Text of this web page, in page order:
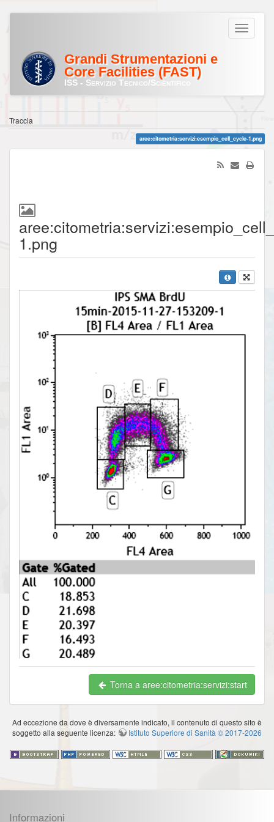
Grandi Strumentazioni e
Core Facilities (FAST)
ISS - Servizio Tecnico/Scientifico
Traccia
aree:citometria:servizi:esempio_cell_cycle-1.png
1.png
Torna a aree:citometria:servizi:start
Ad eccezione da dove è diversamente indicato, il contenuto di questo sito è
soggetto alla seguente licenza:
Istituto Superiore di Sanità © 2017-2026
Informazioni